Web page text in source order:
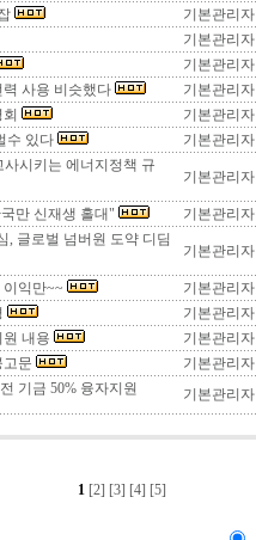
기본관리자
기본관리자
기본관리자
사용 비슷했다
기본관리자
기본관리자
수 있다
기본관리자
시키는 에너지정책 규
기본관리자
만 신재생 홀대" 기본관리자
, 글로벌 넘버원 도약 디딤
기본관리자
익만~~ 기본관리자
기본관리자
내용
기본관리자
문
기본관리자
기금 50% 융자지원
기본관리자
1 [2] [3] [4] [5]